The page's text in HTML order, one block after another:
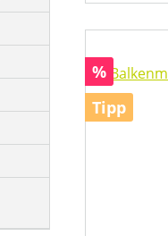
MIN)
Rabatt
%
Tipp